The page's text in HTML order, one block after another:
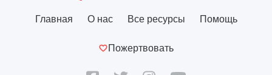
Главная О нас Все ресурсы Помощь
Пожертвовать